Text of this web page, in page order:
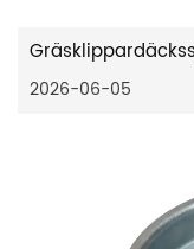
2026-06-05